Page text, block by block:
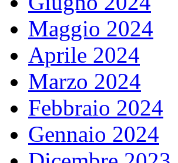
Maggio 2024
Aprile 2024
Marzo 2024
Febbraio 2024
Gennaio 2024